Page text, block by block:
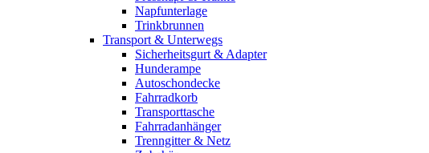
Napfunterlage
Trinkbrunnen
Transport & Unterwegs
Sicherheitsgurt & Adapter
Hunderampe
Autoschondecke
Fahrradkorb
Transporttasche
Fahrradanhänger
Trenngitter & Netz